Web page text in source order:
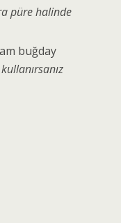
püre halinde
buğday